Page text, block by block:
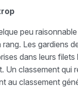
peu
rang. Les gardiens
dans leurs
Un classement qui
au classement